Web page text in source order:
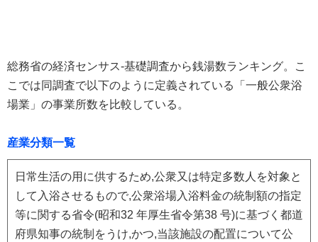
総務省の経済センサス‐基礎調査から銭湯数ランキング。こ
こでは同調査で以下のように定義されている「一般公衆浴
場業」の事業所数を比較している。
産業分類一覧
日常生活の用に供するため,公衆又は特定多数人を対象と
して入浴させるもので,公衆浴場入浴料金の統制額の指定
等に関する省令(昭和32 年厚生省令第38 号)に基づく都道
府県知事の統制をうけ,かつ,当該施設の配置について公